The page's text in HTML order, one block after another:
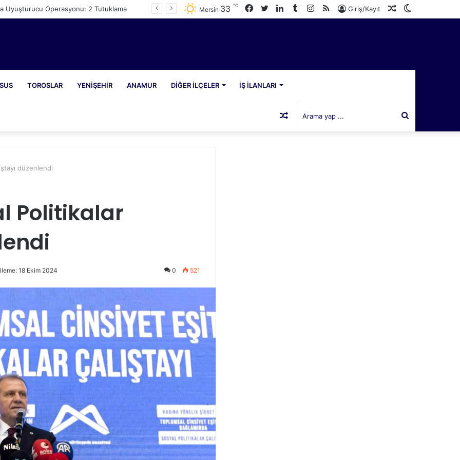
Uyuşturucu Operasyonu: 2 Tutuklama
Rastgele
Giriş/Kayıt
RSS
Instagram
Tumblr
LinkedIn
Twitter
Facebook
Mersin 33 ℃
TOROSLAR YENIŞEHIR ANAMUR DIĞER İLÇELER İŞ İLANLARI
Arama
Rastgele
düzenlendi
Politikalar
18 Ekim 2024 0 521